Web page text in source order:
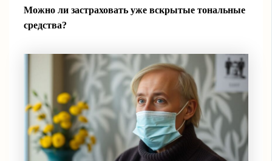
Можно ли застраховать уже вскрытые тональные
средства?